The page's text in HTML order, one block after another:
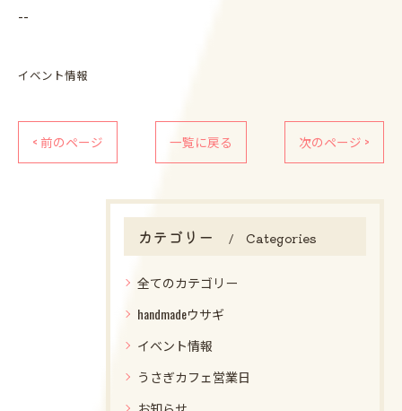
--
イベント情報
< 前のページ 一覧に戻る 次のページ >
カテゴリー Categories
全てのカテゴリー
handmadeウサギ
イベント情報
うさぎカフェ営業日